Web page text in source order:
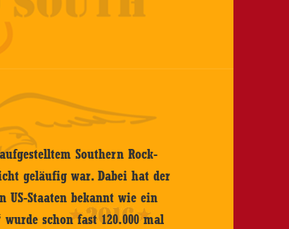
Southern Rock-
geläufig war. Dabei hat der
US-Staaten bekannt wie ein
wurde schon fast 120.000 mal